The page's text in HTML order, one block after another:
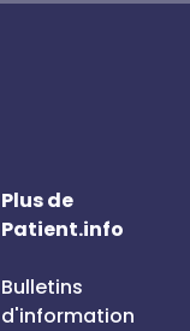
Plus de
Patient.info
Bulletins
d'information